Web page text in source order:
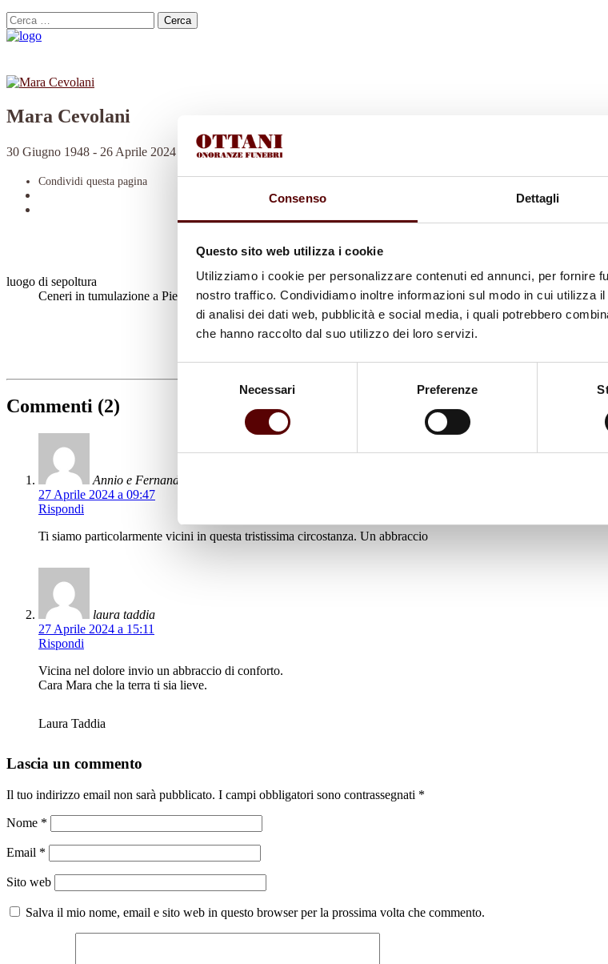
Consenso Dettagli
Questo sito web utilizza i cookie
Utilizziamo i cookie per personalizzare contenuti ed annunci, per fornire
nostro traffico. Condividiamo inoltre informazioni sul modo in cui utilizza
di analisi dei dati web, pubblicità e social media, i quali potrebbero
che hanno raccolto dal suo utilizzo dei loro servizi.
Necessari Preferenze
Cerca
per:
Mara Cevolani
30 Giugno 1948 - 26 Aprile 2024
Condividi questa pagina
luogo di sepoltura
Ceneri in tumulazione a Pieve di Cento
Commenti (2)
Annio e Fernanda
27 Aprile 2024 a 09:47
Rispondi
Ti siamo particolarmente vicini in questa tristissima circostanza. Un abbraccio
laura taddia
27 Aprile 2024 a 15:11
Rispondi
Vicina nel dolore invio un abbraccio di conforto.
Cara Mara che la terra ti sia lieve.
Laura Taddia
Lascia un commento
Il tuo indirizzo email non sarà pubblicato. I campi obbligatori sono contrassegnati *
Nome *
Email *
Sito web
Salva il mio nome, email e sito web in questo browser per la prossima volta che commento.